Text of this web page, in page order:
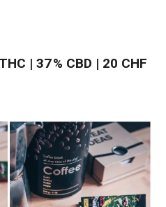
| 37 % CBD | 20 CHF